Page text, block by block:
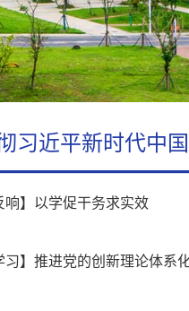
习近平新时代中
响】以学促干务求实效
习】推进党的创新理论体系